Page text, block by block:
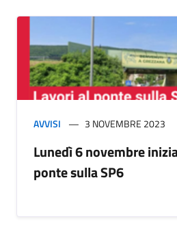
AVVISI 3 NOVEMBRE 2023
Lunedì 6 novembre
ponte sulla SP6